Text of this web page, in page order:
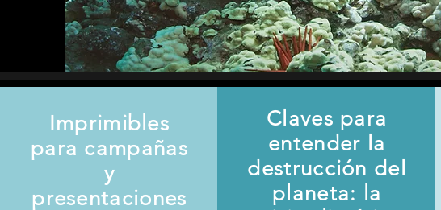
Imprimibles
para campañas
y
presentaciones
Claves para
entender la
destrucción del
planeta: la